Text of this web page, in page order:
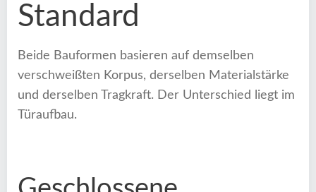
Standard
Beide Bauformen basieren auf demselben
verschweißten Korpus, derselben Materialstärke
und derselben Tragkraft. Der Unterschied liegt im
Türaufbau.